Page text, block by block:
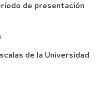
de presentación
de la Universidad